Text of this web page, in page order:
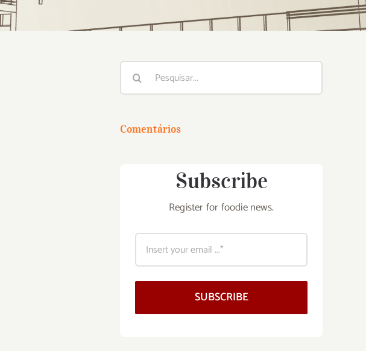
Buscar
resultados
Comentários
Subscribe
Register for foodie news.
SUBSCRIBE